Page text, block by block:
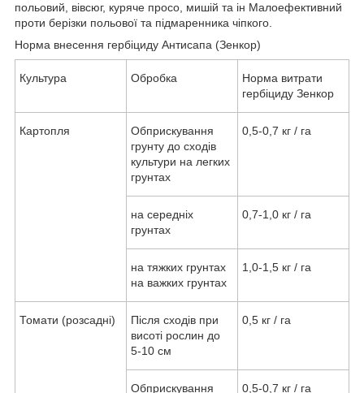
польовий, вівсюг, куряче просо, мишій та ін Малоефективний
проти берізки польової та підмаренника чіпкого.
Норма внесення гербіциду Антисапа (Зенкор)
Культура Обробка
Норма витрати
гербіциду Зенкор
Картопля
Обприскування
грунту до сходів
культури на легких
грунтах
0,5-0,7 кг / га
на середніх
грунтах
0,7-1,0 кг / га
на тяжких грунтах
на важких грунтах
1,0-1,5 кг / га
Томати (розсадні)
Після сходів при
висоті рослин до
5-10 см
0,5 кг / га
Обприскування 0,5-0,7 кг / га